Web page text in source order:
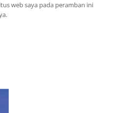
web saya pada peramban ini